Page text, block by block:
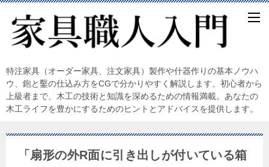
特注家具（オーダー家具、注文家具）製作や什器作りの基本ノウハ
ウ、鉋と鑿の仕込み方をCGで分かりやすく解説します。初心者から
上級者まで、木工の技術と知識を深めるための情報満載。あなたの
木工ライフを豊かにするためのヒントとアドバイスを提供します。
「扇形の外R面に引き出しが付いている箱